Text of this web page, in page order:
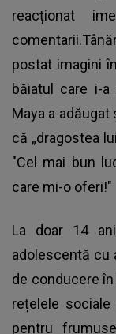
reacționat
postat imagini
băiatul care i-
Maya a
că „dragostea
"Cel mai bun
care mi-o oferi!"
La doar 14
adolescentă cu
de conducere
rețelele
pentru